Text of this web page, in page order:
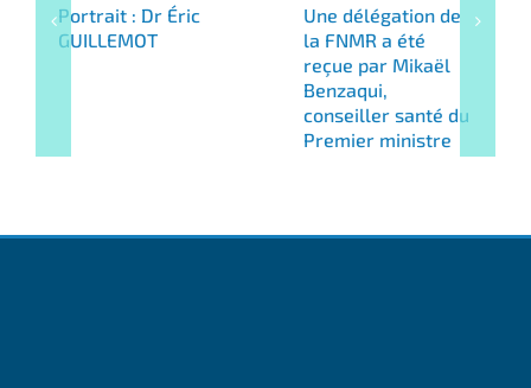
Portrait : Dr Éric
GUILLEMOT
Une délégation de
la FNMR a été
reçue par Mikaël
Benzaqui,
conseiller santé du
Premier ministre